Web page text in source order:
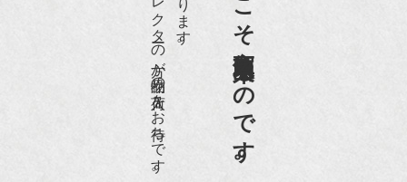
愛好家やコレクターの方が品物の入荷をお待ちです。